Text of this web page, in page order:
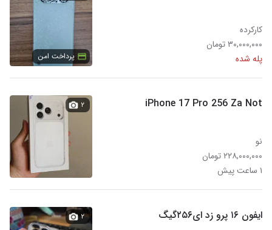
کارکرده
۳۰,۰۰۰,۰۰۰ تومان
پله شده
پرداخت امن
iPhone 17 Pro 256 Za Not
نو
۲۲۸,۰۰۰,۰۰۰ تومان
۱ ساعت پیش
۲
ایفون ۱۶ پرو زد ای۲۵۶گیگ ۲